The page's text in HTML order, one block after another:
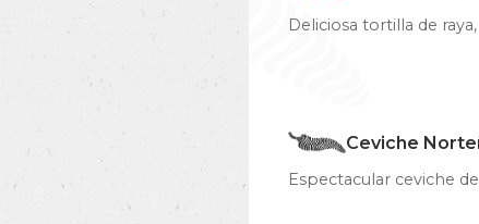
Deliciosa tortilla de
Ceviche
Espectacular ceviche